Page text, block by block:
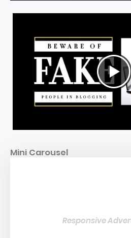
Mini Carousel
Responsive